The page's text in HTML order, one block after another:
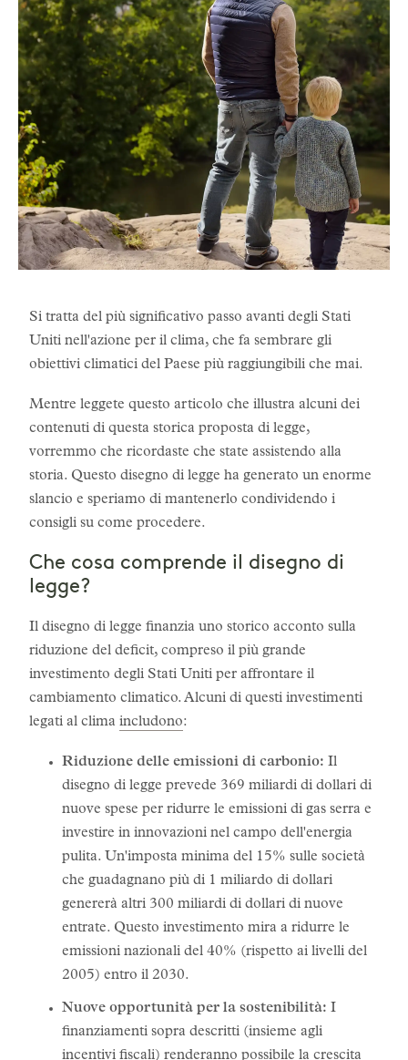
Si tratta del più significativo passo avanti degli Stati
Uniti nell'azione per il clima, che fa sembrare gli
obiettivi climatici del Paese più raggiungibili che mai.
Mentre leggete questo articolo che illustra alcuni dei
contenuti di questa storica proposta di legge,
vorremmo che ricordaste che state assistendo alla
storia. Questo disegno di legge ha generato un enorme
slancio e speriamo di mantenerlo condividendo i
consigli su come procedere.
Che cosa comprende il disegno di
legge?
Il disegno di legge finanzia uno storico acconto sulla
riduzione del deficit, compreso il più grande
investimento degli Stati Uniti per affrontare il
cambiamento climatico. Alcuni di questi investimenti
legati al clima includono:
Riduzione delle emissioni di carbonio: Il
disegno di legge prevede 369 miliardi di dollari di
nuove spese per ridurre le emissioni di gas serra e
investire in innovazioni nel campo dell'energia
pulita. Un'imposta minima del 15% sulle società
che guadagnano più di 1 miliardo di dollari
genererà altri 300 miliardi di dollari di nuove
entrate. Questo investimento mira a ridurre le
emissioni nazionali del 40% (rispetto ai livelli del
2005) entro il 2030.
Nuove opportunità per la sostenibilità: I
finanziamenti sopra descritti (insieme agli
incentivi fiscali) renderanno possibile la crescita